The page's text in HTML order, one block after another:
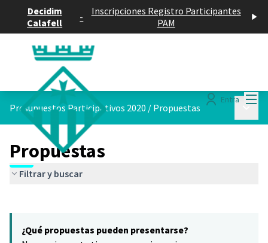
Decidim
Calafell
-
Inscripciones Registro Participantes
PAM
Entra
Presupuestos Participativos 2020 / Propuestas
Propuestas
Filtrar y buscar
−
¿Qué propuestas pueden presentarse?